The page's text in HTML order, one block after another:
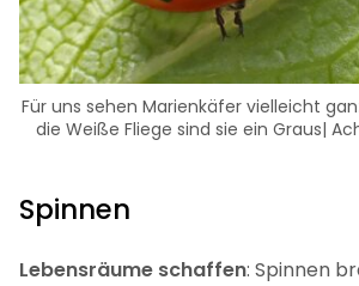
Für uns sehen Marienkäfer vielleicht
die Weiße Fliege sind sie ein Graus|
Spinnen
Lebensräume schaffen: Spinnen